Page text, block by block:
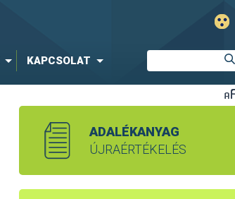
KAPCSOLAT
ADALÉKANYAG
ÚJRAÉRTÉKELÉS